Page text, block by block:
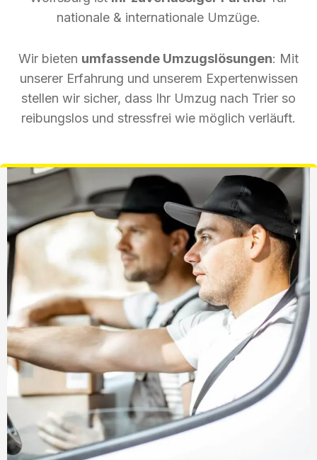
nationale & internationale Umzüge.
Wir bieten umfassende Umzugslösungen: Mit
unserer Erfahrung und unserem Expertenwissen
stellen wir sicher, dass Ihr Umzug nach Trier so
reibungslos und stressfrei wie möglich verläuft.